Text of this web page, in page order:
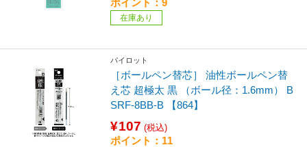
ポイント：9
在庫あり
パイロット
［ボールペン替芯］ 油性ボールペン替
え芯 超極太 黒 （ボール径：1.6mm） B
SRF-8BB-B 【864】
¥107 (税込)
ポイント：11